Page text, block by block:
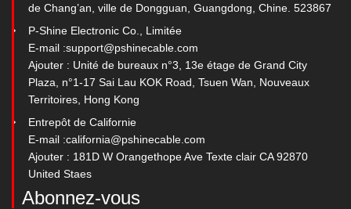
de Chang’an, ville de Dongguan, Guangdong, Chine. 523867
P-Shine Electronic Co., Limitée
E-mail :support@pshinecable.com
Ajouter : Unité de bureaux n°3, 13e étage de Grand City
Plaza, n°1-17 Sai Lau KOK Road, Tsuen Wan, Nouveaux
Territoires, Hong Kong
Entrepôt de Californie
E-mail :california@pshinecable.com
Ajouter : 181D W Orangethope Ave Texte clair CA 92870
United Staes
Abonnez-vous